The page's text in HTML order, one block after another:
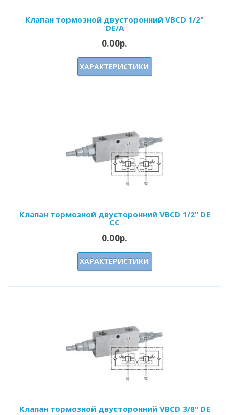
Клапан тормозной двусторонний VBCD 1/2"
DE/A
0.00р.
ХАРАКТЕРИСТИКИ
Клапан тормозной двусторонний VBCD 1/2" DE
CC
0.00р.
ХАРАКТЕРИСТИКИ
Клапан тормозной двусторонний VBCD 3/8" DE